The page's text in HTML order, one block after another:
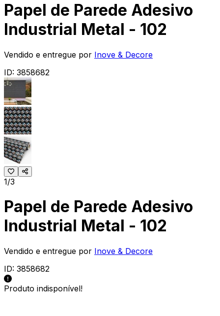
Papel de Parede Adesivo
Industrial Metal - 102
Vendido e entregue por Inove & Decore
ID: 3858682
1/3
Papel de Parede Adesivo
Industrial Metal - 102
Vendido e entregue por Inove & Decore
ID: 3858682
Produto indisponível!